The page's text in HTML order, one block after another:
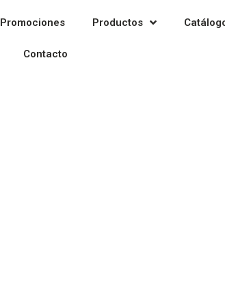
Promociones Productos
Contacto